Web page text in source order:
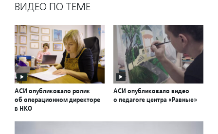
ВИДЕО ПО ТЕМЕ
АСИ опубликовало ролик
об операционном директоре
в НКО
АСИ опубликовало видео
о педагоге центра «Равные»